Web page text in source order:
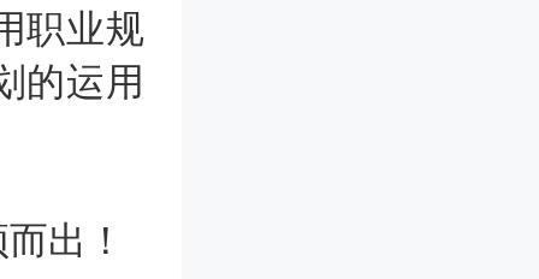
职业规
的运用
出！